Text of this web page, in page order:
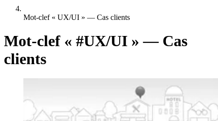
Mot-clef « UX/UI » — Cas clients
Mot-clef « #UX/UI » — Cas
clients